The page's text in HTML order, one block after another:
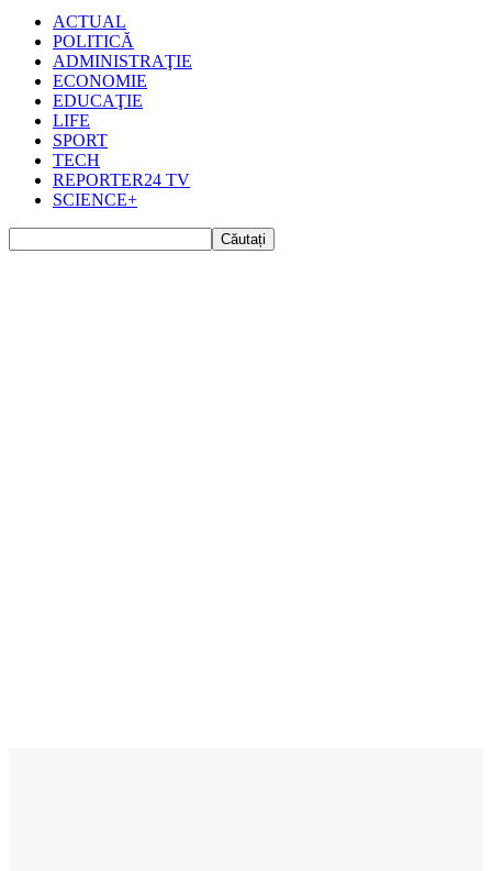
ACTUAL
POLITICĂ
ADMINISTRAŢIE
ECONOMIE
EDUCAŢIE
LIFE
SPORT
TECH
REPORTER24 TV
SCIENCE+